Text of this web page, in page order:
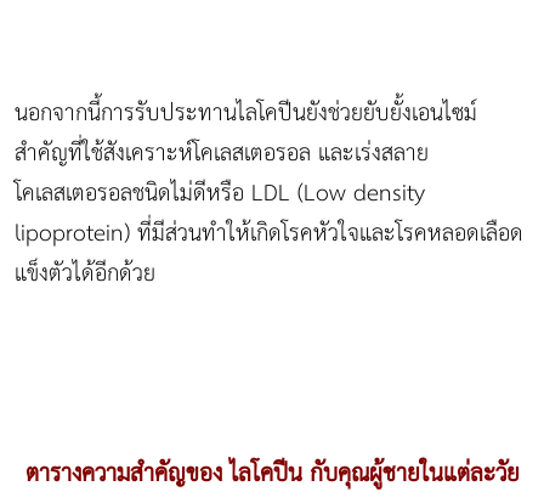
นอกจากนี้การรับประทานไลโคปีนยังช่วยยับยั้งเอนไซม์
สำคัญที่ใช้สังเคราะห์โคเลสเตอรอล และเร่งสลาย
โคเลสเตอรอลชนิดไม่ดีหรือ LDL (Low density
lipoprotein) ที่มีส่วนทำให้เกิดโรคหัวใจและโรคหลอดเลือด
แข็งตัวได้อีกด้วย
ตารางความสำคัญของ ไลโคปีน กับคุณผู้ชายในแต่ละวัย